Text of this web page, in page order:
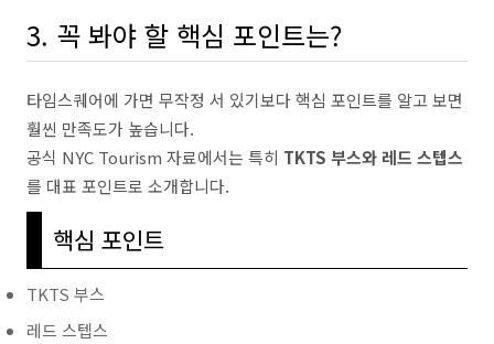
3. 꼭 봐야 할 핵심 포인트는?
타임스퀘어에 가면 무작정 서 있기보다 핵심 포인트를 알고 보면
훨씬 만족도가 높습니다.
공식 NYC Tourism 자료에서는 특히 TKTS 부스와 레드 스텝스
를 대표 포인트로 소개합니다.
핵심 포인트
TKTS 부스
레드 스텝스